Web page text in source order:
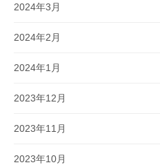
2024年3月
2024年2月
2024年1月
2023年12月
2023年11月
2023年10月